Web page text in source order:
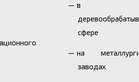
в
сфере
на
заводах